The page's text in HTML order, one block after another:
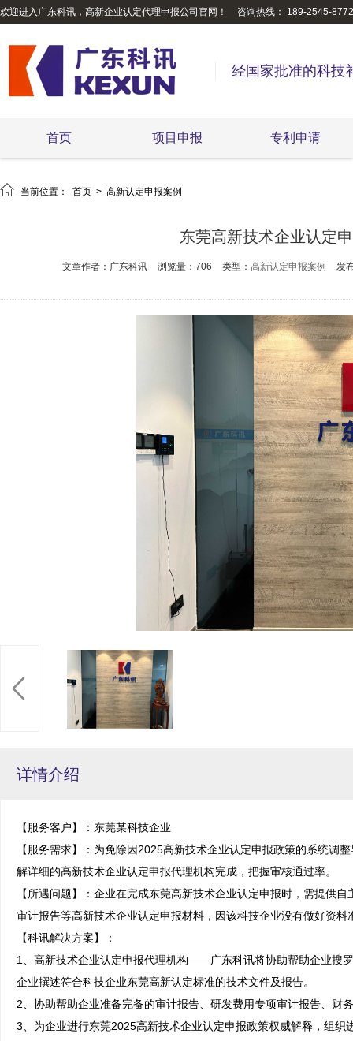
欢迎进入广东科讯，高新企业认定代理申报公司官网！ 咨询热线： 189-2545-8772
经国家批准的科技
首页 项目申报 专利申请
 当前位置： 首页 > 高新认定申报案例
东莞高新技术企业认定
文章作者：广东科讯 浏览量：706 类型： 高新认定申报案例 发
详情介绍
【服务客户】：东莞某科技企业
【服务需求】：为免除因2025高新技术企业认定申报政策的系统调
解详细的高新技术企业认定申报代理机构完成，把握审核通过率。
【所遇问题】：企业在完成东莞高新技术企业认定申报时，需提供
审计报告等高新技术企业认定申报材料，因该科技企业没有做好资料
【科讯解决方案】：
1、高新技术企业认定申报代理机构——广东科讯将协助帮助企业搜
企业撰述符合科技企业东莞高新认定标准的技术文件及报告。
2、协助帮助企业准备完备的审计报告、研发费用专项审计报告、财
3、为企业进行东莞2025高新技术企业认定申报政策权威解释，组